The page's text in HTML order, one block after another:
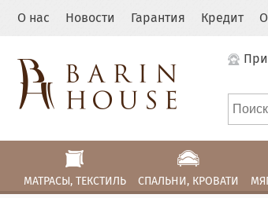
О нас Новости Гарантия Кредит
МАТРАСЫ, ТЕКСТИЛЬ СПАЛЬНИ, КРОВАТИ